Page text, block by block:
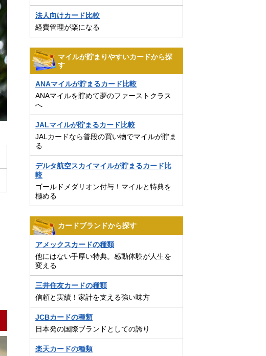
法人向けカード比較
経費管理が楽になる
マイルが貯まりやすいカードから探
す
ANAマイルが貯まるカード比較
ANAマイルを貯めて夢のファーストクラス
へ
JALマイルが貯まるカード比較
JALカードなら普段の買い物でマイルが貯ま
る
デルタ航空スカイマイルが貯まるカード比
較
ゴールドメダリオン付与！マイルと特典を
極める
カードブランドから探す
アメックスカードの種類
他にはない手厚い特典。感動体験が人生を
変える
三井住友カードの種類
信頼と実績！家計を支える強い味方
JCBカードの種類
日本発の国際ブランドとしての誇り
楽天カードの種類